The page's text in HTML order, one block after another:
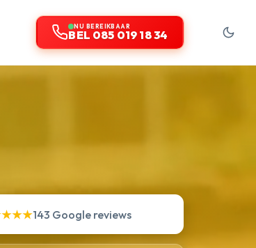
NU BEREIKBAAR
BEL 085 019 18 34
143 Google reviews